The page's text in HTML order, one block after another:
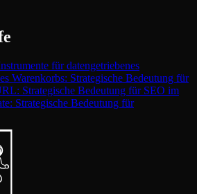
für datengetriebenes
Warenkorbs: Strategische Bedeutung für
Strategische Bedeutung für SEO im
Strategische Bedeutung für